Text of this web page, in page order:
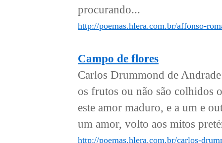
procurando...
http://poemas.hlera.com.br/affonso-
Campo de flores
Carlos Drummond de
os frutos ou não são colhidos
este amor maduro, e a um e
um amor, volto aos mitos
http://poemas.hlera.com.br/carlos-